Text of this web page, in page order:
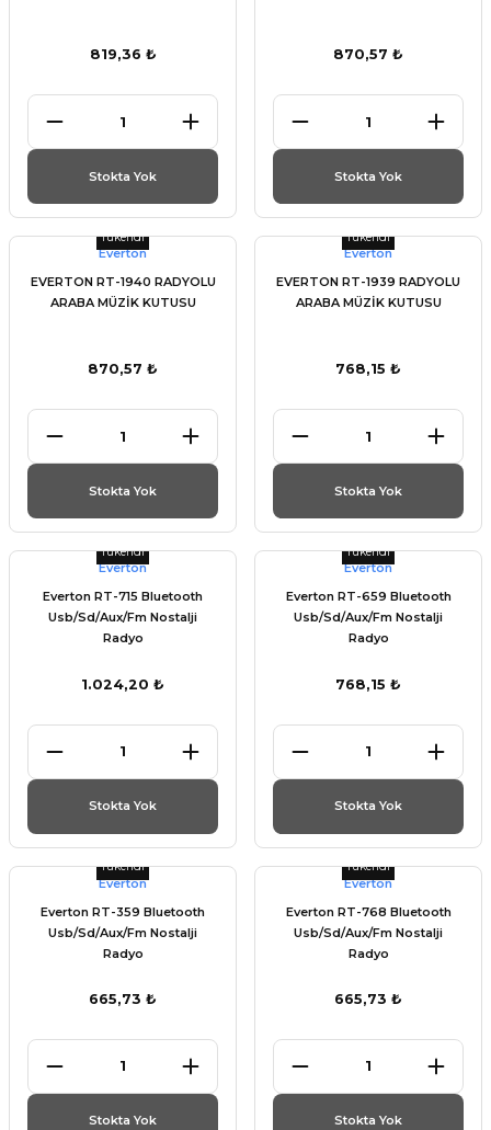
819,36 ₺
Stokta Yok
870,57 ₺
Stokta Yok
Tükendi
Everton
EVERTON RT-1940 RADYOLU
ARABA MÜZİK KUTUSU
870,57 ₺
Stokta Yok
Tükendi
Everton
EVERTON RT-1939 RADYOLU
ARABA MÜZİK KUTUSU
768,15 ₺
Stokta Yok
Tükendi
Everton
Everton RT-715 Bluetooth
Usb/Sd/Aux/Fm Nostalji
Radyo
1.024,20 ₺
Stokta Yok
Tükendi
Everton
Everton RT-659 Bluetooth
Usb/Sd/Aux/Fm Nostalji
Radyo
768,15 ₺
Stokta Yok
Tükendi
Everton
Everton RT-359 Bluetooth
Usb/Sd/Aux/Fm Nostalji
Radyo
665,73 ₺
Stokta Yok
Tükendi
Everton
Everton RT-768 Bluetooth
Usb/Sd/Aux/Fm Nostalji
Radyo
665,73 ₺
Stokta Yok